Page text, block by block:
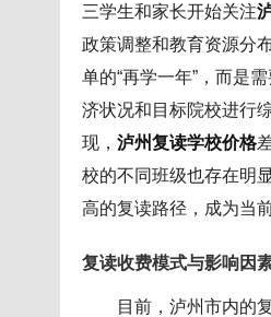
三学生和家长开始关注
政策调整和教育资源分
单的“再学一年”，而是
济状况和目标院校进行
现， 泸州复读学校价格
校的不同班级也存在明
高的复读路径，成为当
复读收费模式与影响因
目前，泸州市内的